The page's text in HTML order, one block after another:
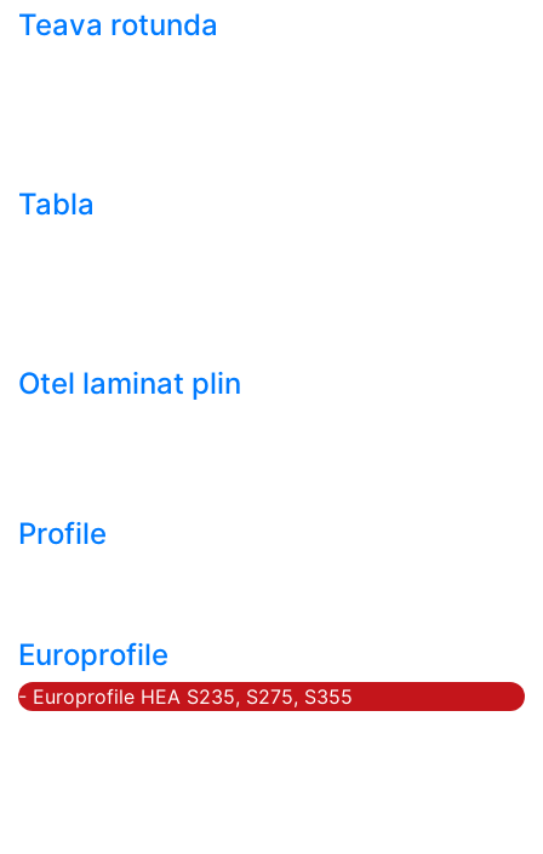
Teava rotunda
Tabla
Otel laminat plin
Profile
Europrofile
- Europrofile HEA S235, S275, S355